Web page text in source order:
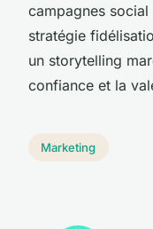
campagnes
stratégie
un storytelling
confiance et la
Marketing